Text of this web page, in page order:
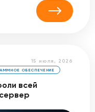
15 июля, 2026
ОБЕСПЕЧЕНИЕ
всей